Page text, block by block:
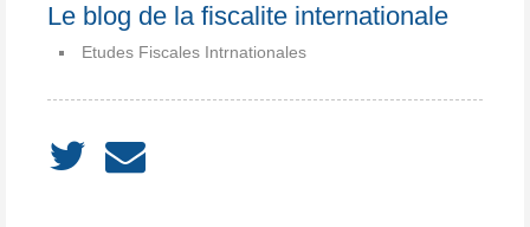
Le blog de la fiscalite internationale
Etudes Fiscales Intrnationales